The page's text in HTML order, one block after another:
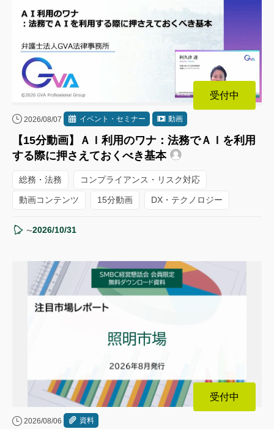
受付中
2026/08/07 イベント・セミナー 動画
【15分動画】ＡＩ利用のワナ：法務でＡＩを利用
する際に押さえておくべき基本
総務・法務 コンプライアンス・リスク対応
動画コンテンツ 15分動画 DX・テクノロジー
〜2026/10/31
受付中
2026/08/06 資料